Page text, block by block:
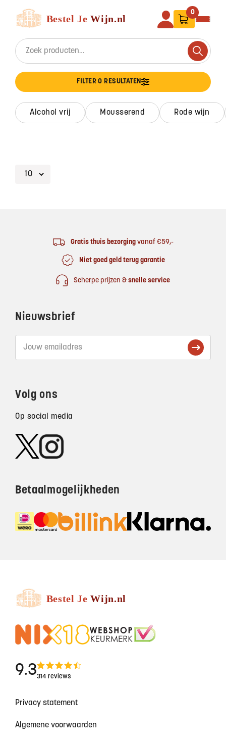
Search for:
Search
0
FILTER 0 RESULTATEN
alcohol vrij mousserend rode wijn
Gratis thuis bezorgingvanaf €59,-
Niet goed geld terug garantie
Scherpe prijzen & snelle service
Nieuwsbrief
Volg ons
Op social media
Betaalmogelijkheden
9.3314 reviews
Privacy statement
Algemene voorwaarden